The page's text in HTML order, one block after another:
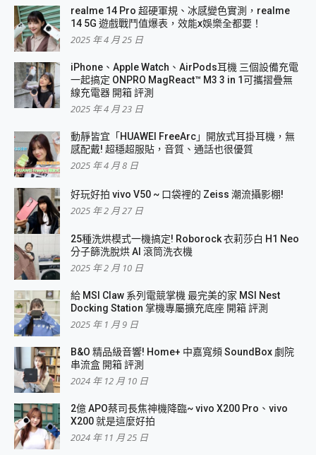
realme 14 Pro 超硬軍規、冰感變色實測，realme
14 5G 遊戲戰鬥值爆表，效能x娛樂全都要！
2025 年 4 月 25 日
iPhone、Apple Watch、AirPods耳機 三個設備充電
一起搞定 ONPRO MagReact™ M3 3 in 1可攜摺疊無
線充電器 開箱 評測
2025 年 4 月 23 日
動靜皆宜「HUAWEI FreeArc」開放式耳掛耳機，無
感配戴! 超穩超服貼，音質、通話也很優質
2025 年 4 月 8 日
好玩好拍 vivo V50 ~ 口袋裡的 Zeiss 潮流攝影棚!
2025 年 2 月 27 日
25種洗烘模式一機搞定! Roborock 衣莉莎白 H1 Neo
分子篩洗脫烘 AI 滾筒洗衣機
2025 年 2 月 10 日
給 MSI Claw 系列電競掌機 最完美的家 MSI Nest
Docking Station 掌機專屬擴充底座 開箱 評測
2025 年 1 月 9 日
B&O 精品級音響! Home+ 中嘉寬頻 SoundBox 劇院
串流盒 開箱 評測
2024 年 12 月 10 日
2億 APO蔡司長焦神機降臨~ vivo X200 Pro、vivo
X200 就是這麼好拍
2024 年 11 月 25 日